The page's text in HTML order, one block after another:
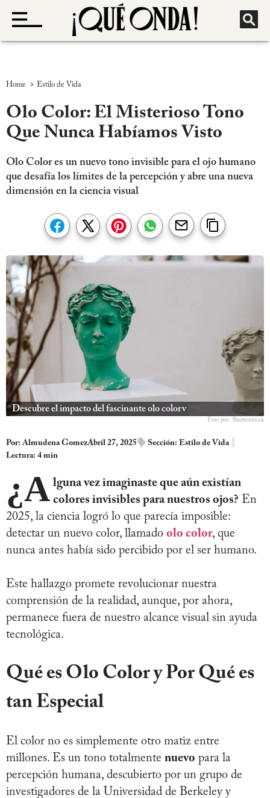
Home > Estilo de Vida
Olo Color: El Misterioso Tono
Que Nunca Habíamos Visto
Olo Color es un nuevo tono invisible para el ojo humano
que desafía los límites de la percepción y abre una nueva
dimensión en la ciencia visual
Descubre el impacto del fascinante olo colorv
Foto por: Shutterstocck
Por:Almudena GomezAbril 27, 2025 Sección: Estilo de Vida
Lectura: 4 min
¿A lguna vez imaginaste que aún existían
colores invisibles para nuestros ojos? En
2025, la ciencia logró lo que parecía imposible:
detectar un nuevo color, llamado olo color, que
nunca antes había sido percibido por el ser humano.
Este hallazgo promete revolucionar nuestra
comprensión de la realidad, aunque, por ahora,
permanece fuera de nuestro alcance visual sin ayuda
tecnológica.
Qué es Olo Color y Por Qué es
tan Especial
El color no es simplemente otro matiz entre
millones. Es un tono totalmente nuevo para la
percepción humana, descubierto por un grupo de
investigadores de la Universidad de Berkeley y